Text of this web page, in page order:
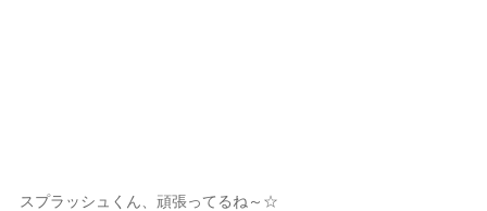
スプラッシュくん、頑張ってるね～☆